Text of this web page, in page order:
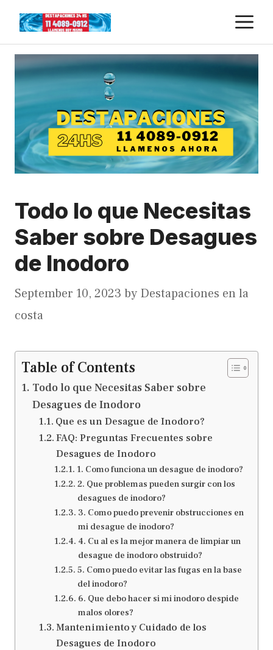
content
Todo lo que Necesitas
Saber sobre Desagues
de Inodoro
September 10, 2023 by Destapaciones en la
costa
Table of Contents
Todo lo que Necesitas Saber sobre
Desagues de Inodoro
Que es un Desague de Inodoro?
FAQ: Preguntas Frecuentes sobre
Desagues de Inodoro
1. Como funciona un desague de inodoro?
2. Que problemas pueden surgir con los
desagues de inodoro?
3. Como puedo prevenir obstrucciones en
mi desague de inodoro?
4. Cu al es la mejor manera de limpiar un
desague de inodoro obstruido?
5. Como puedo evitar las fugas en la base
del inodoro?
6. Que debo hacer si mi inodoro despide
malos olores?
Mantenimiento y Cuidado de los
Desagues de Inodoro